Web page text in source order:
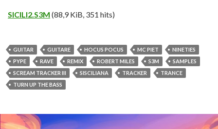
SICILI2.S3M (88,9 KiB, 351 hits)
GUITAR GUITARE HOCUS POCUS MC PIET
NINETIES
PYPE
RAVE REMIX ROBERT MILES S3M
SAMPLES
SCREAM TRACKER III
SISCILIANA TRACKER
TRANCE
TURN UP THE BASS